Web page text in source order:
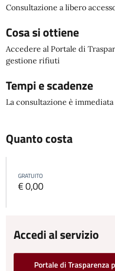
Consultazione a libero
Cosa si ottiene
Accedere al Portale di
gestione rifiuti
Tempi e scadenze
La consultazione è immediata
Quanto costa
GRATUITO
€ 0,00
Accedi al servizio
Portale di Trasparenza